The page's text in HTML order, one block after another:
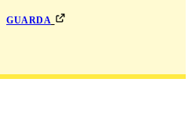
guarda